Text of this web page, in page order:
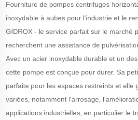
Fourniture de pompes centrifuges
inoxydable à aubes pour l'industrie et le
GIDROX - le service parfait sur le marché
recherchent une assistance de
Avec un acier inoxydable durable et un
cette pompe est conçue pour durer. Sa
parfaite pour les espaces restreints et elle
variées, notamment l'arrosage,
applications industrielles, en particulier le